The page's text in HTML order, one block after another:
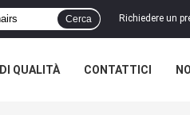
Richiedere un
Cerca
QUALITÀ CONTATTICI